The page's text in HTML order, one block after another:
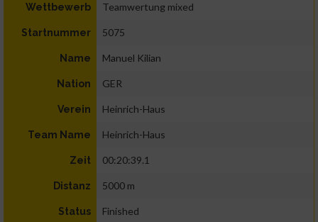
Wettbewerb Teamwertung mixed
Startnummer 5075
Name Manuel Kilian
Nation GER
Verein Heinrich-Haus
Team Name Heinrich-Haus
Zeit 00:20:39.1
Distanz 5000 m
Status Finished